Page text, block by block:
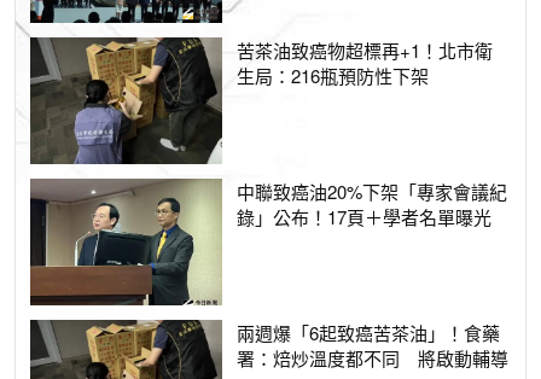
苦茶油致癌物超標再+1！北市衛
生局：216瓶預防性下架
中聯致癌油20%下架「專家會議紀
錄」公布！17頁＋學者名單曝光
兩週爆「6起致癌苦茶油」！食藥
署：焙炒溫度都不同 將啟動輔導